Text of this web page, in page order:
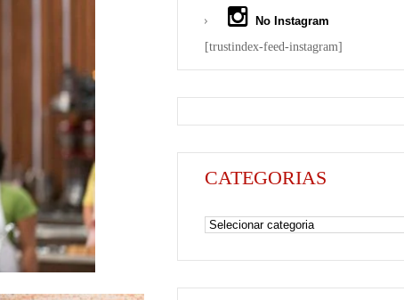
No Instagram
[trustindex-feed-instagram]
CATEGORIAS